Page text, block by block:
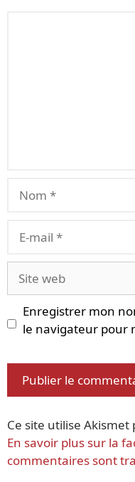
mail
web
Enregistrer mon
le navigateur pour
Ce site utilise
En savoir plus sur la
commentaires sont